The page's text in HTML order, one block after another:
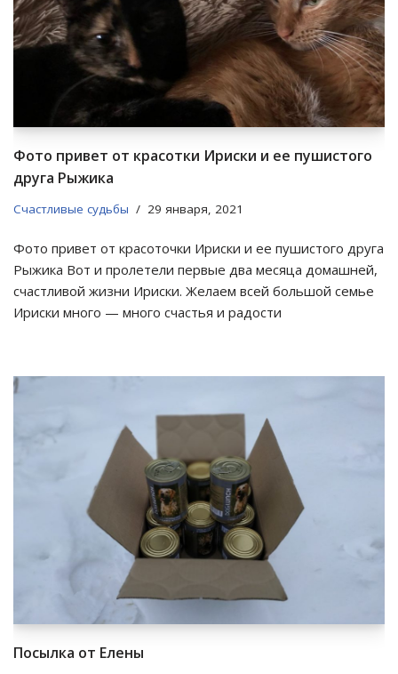
Фото привет от красотки Ириски и ее пушистого
друга Рыжика
Счастливые судьбы 29 января, 2021
Фото привет от красоточки Ириски и ее пушистого друга
Рыжика Вот и пролетели первые два месяца домашней,
счастливой жизни Ириски. Желаем всей большой семье
Ириски много — много счастья и радости
Посылка от Елены